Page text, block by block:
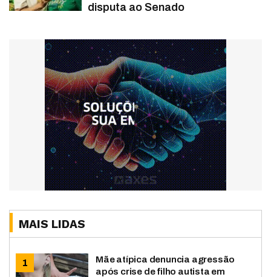
disputa ao Senado
MAIS LIDAS
Mãe atípica denuncia agressão
após crise de filho autista em